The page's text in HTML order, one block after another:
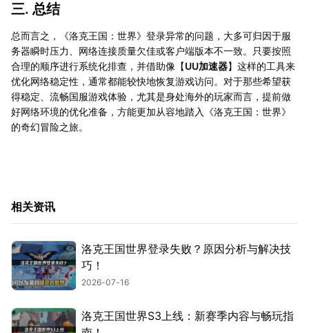
三. 总结
总而言之，《洛克王国：世界》登录异常的问题，大多可归因于服
务器瞬时压力、网络连接质量欠佳或客户端版本不一致。只要按照
合理的顺序进行系统化排查，并借助像【UU加速器】这样的工具来
优化网络稳定性，通常都能较快地恢复游戏访问。对于那些希望获
得稳定、流畅国服游戏体验，尤其是身处海外的玩家而言，提前做
好网络环境的优化准备，方能更加从容地踏入《洛克王国：世界》
的奇幻冒险之旅。
相关资讯
洛克王国世界登录失败？原因分析与解决技
巧！
2026-07-16
洛克王国世界S3上线：新赛季内容与畅玩指